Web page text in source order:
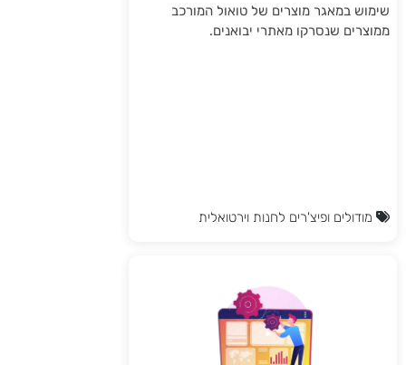
שימוש במאגר מוצרים של טואול המורכב
ממוצרים שנסרקו מאתרי יבואנים.
מודולים ופיצ'רים לחנות וירטואלית